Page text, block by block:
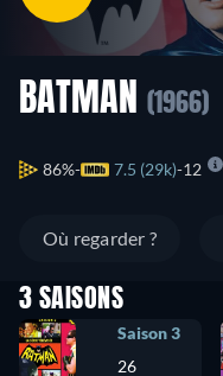
BATMAN (1966)
86% 7.5 (29k) 12
Où regarder ?
3 SAISONS
Saison 3
26